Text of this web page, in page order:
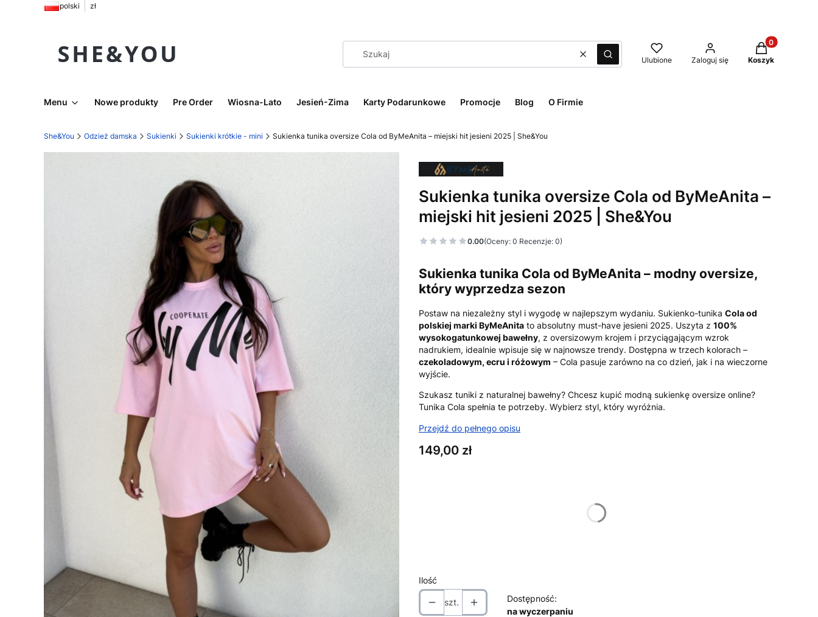
polski zł
WyczyśćSzukaj Ulubione Zaloguj się
Produkty w
Koszyk
Menu Nowe produkty Pre Order Wiosna-Lato Jesień-Zima Karty Podarunkowe Promocje Blog O Firmie
She&You Odzież damska Sukienki Sukienki krótkie - mini Sukienka tunika oversize Cola od ByMeAnita – miejski hit jesieni 2025 | She&You
Sukienka tunika oversize Cola od ByMeAnita –
miejski hit jesieni 2025 | She&You
0.00(Oceny: 0 Recenzje: 0)
Sukienka tunika Cola od ByMeAnita – modny oversize,
który wyprzedza sezon
Postaw na niezależny styl i wygodę w najlepszym wydaniu. Sukienko-tunika Cola od
polskiej marki ByMeAnita to absolutny must-have jesieni 2025. Uszyta z 100%
wysokogatunkowej bawełny, z oversizowym krojem i przyciągającym wzrok
nadrukiem, idealnie wpisuje się w najnowsze trendy. Dostępna w trzech kolorach –
czekoladowym, ecru i różowym – Cola pasuje zarówno na co dzień, jak i na wieczorne
wyjście.
Szukasz tuniki z naturalnej bawełny? Chcesz kupić modną sukienkę oversize online?
Tunika Cola spełnia te potrzeby. Wybierz styl, który wyróżnia.
Przejdź do pełnego opisu
Cena
149,00 zł
Poszczególne warianty mogą różnić się ceną
Ilość
szt.
Dostępność:
na wyczerpaniu